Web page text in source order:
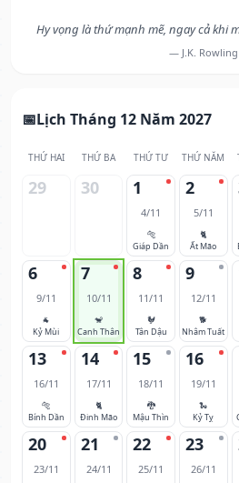
Hy vọng là thứ mạnh mẽ, ngay cả khi
— J.K. Rowling
Lịch Tháng 12 Năm 2027
THỨ HAI THỨ BA THỨ TƯ THỨ NĂM
29 30 1
4/11
🐅
Giáp Dần
2
5/11
🐈
Ất Mão
6
9/11
🐐
Kỷ Mùi
7
10/11
🐒
Canh Thân
8
11/11
🐓
Tân Dậu
9
12/11
🐕
Nhâm Tuất
13
16/11
🐅
Bính Dần
14
17/11
🐈
Đinh Mão
15
18/11
🐉
Mậu Thìn
16
19/11
🐍
Kỷ Tỵ
20
23/11
21
24/11
22
25/11
23
26/11